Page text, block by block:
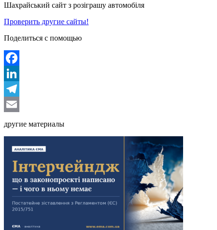
Шахрайський сайт з розіграшу автомобіля
Проверить другие сайты!
Поделиться с помощью
Facebook
LinkedIn
Telegram
другие материалы